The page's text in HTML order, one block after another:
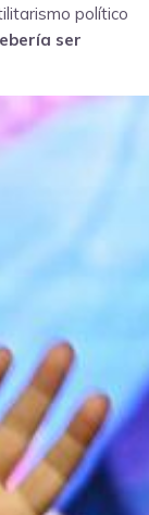
político
ser